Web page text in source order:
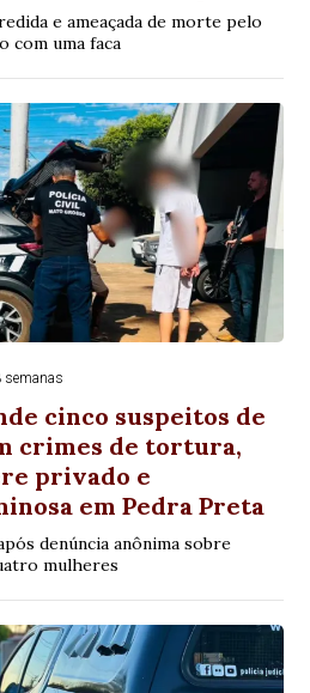
e ameaçada de morte pelo
com uma faca
semanas
cinco suspeitos de
crimes de tortura,
privado e
em Pedra Preta
denúncia anônima sobre
mulheres